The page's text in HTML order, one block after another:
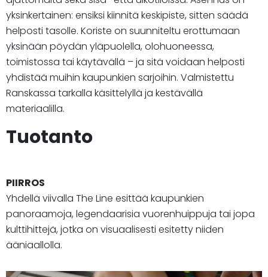
yksinkertainen: ensiksi kiinnitä keskipiste, sitten säädä
helposti tasolle. Koriste on suunniteltu erottumaan
yksinään pöydän yläpuolella, olohuoneessa,
toimistossa tai käytävällä – ja sitä voidaan helposti
yhdistää muihin kaupunkien sarjoihin. Valmistettu
Ranskassa tarkalla käsittelyllä ja kestävällä
materiaalilla.
Tuotanto
PIIRROS
Yhdellä viivalla The Line esittää kaupunkien
panoraamoja, legendaarisia vuorenhuippuja tai jopa
kulttihittejä, jotka on visuaalisesti esitetty niiden
ääniaallolla.